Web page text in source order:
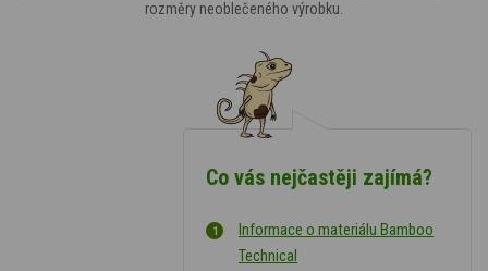
rozměry neoblečeného výrobku.
Co vás nejčastěji zajímá?
Informace o materiálu Bamboo
Technical